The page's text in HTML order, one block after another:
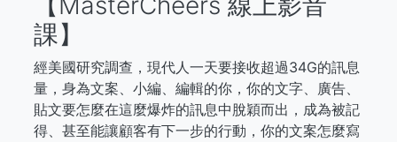
課】
經美國研究調查，現代人一天要接收超過34G的訊息
量，身為文案、小編、編輯的你，你的文字、廣告、
貼文要怎麼在這麼爆炸的訊息中脫穎而出，成為被記
得、甚至能讓顧客有下一步的行動，你的文案怎麼寫